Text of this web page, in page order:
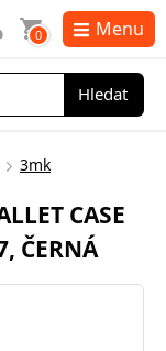
Hledat
0 Menu
3mk
CASE
ČERNÁ